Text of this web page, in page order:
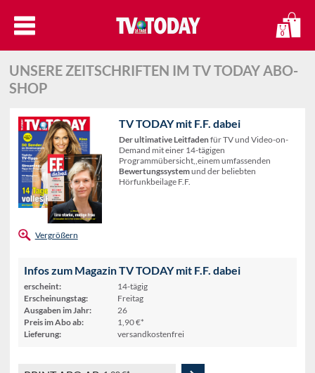
0
UNSERE ZEITSCHRIFTEN IM TV TODAY ABO-
SHOP
Vergrößern
TV TODAY mit F.F. dabei
Der ultimative Leitfadenfür TV und Video-on-
Demand mit einer 14-tägigen
Programmübersicht,,einem umfassenden
Bewertungssystemund der beliebten
Hörfunkbeilage F.F.
Infos zum Magazin TV TODAY mit F.F. dabei
erscheint:
14-tägig
Erscheinungstag:
Freitag
Ausgaben im Jahr:
26
Preis im Abo ab:
1,90 €*
Lieferung:
versandkostenfrei